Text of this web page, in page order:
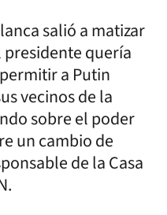
salió a matizar
presidente quería
a Putin
vecinos de la
sobre el poder
un cambio de
de la Casa